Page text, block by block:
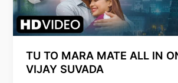
TU TO MARA MATE ALL IN
VIJAY SUVADA